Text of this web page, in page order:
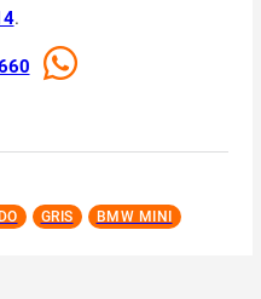
.
GRIS BMW MINI